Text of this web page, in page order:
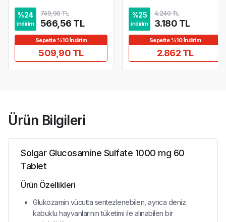
%24
indirim
749,90 TL
566,56 TL
Sepette %10 İndirim
509,90 TL
%25
indirim
4.240 TL
3.180 TL
Sepette %10 İndirim
2.862 TL
Ürün Bilgileri
Solgar Glucosamine Sulfate 1000 mg 60
Tablet
Ürün Özellikleri
Glukozamin vücutta sentezlenebilen, ayrıca deniz
kabuklu hayvanlarının tüketimi ile alınabilen bir